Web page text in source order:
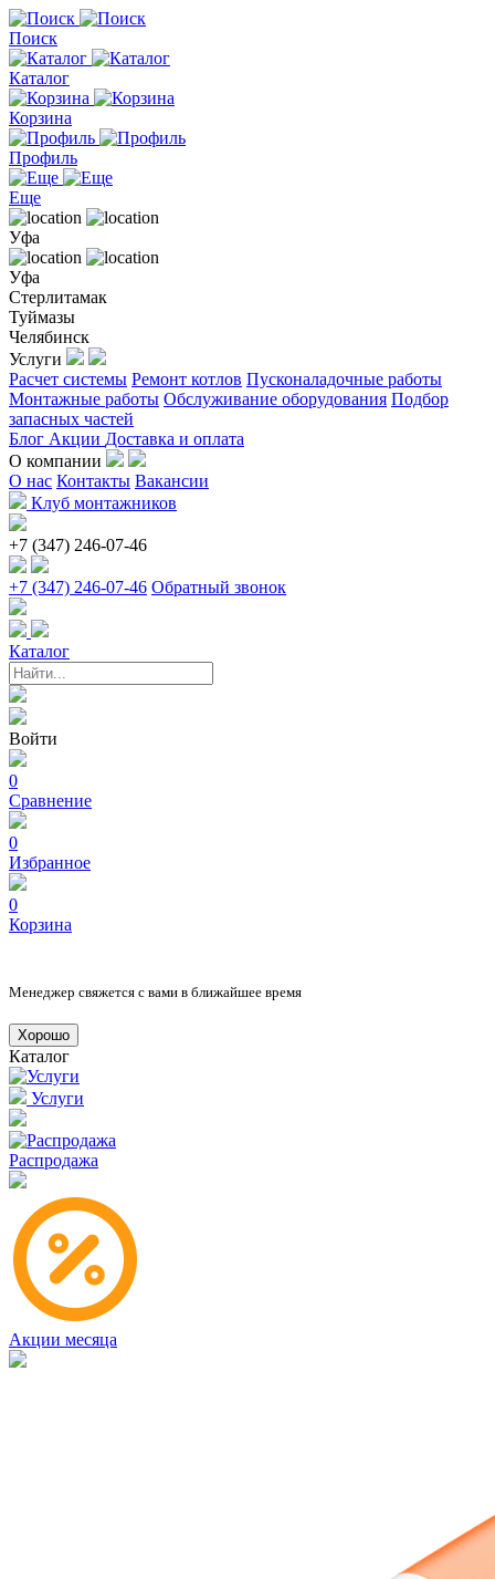
Поиск
Каталог
Корзина
Профиль
Еще
Уфа
Уфа
Стерлитамак
Туймазы
Челябинск
Услуги
Расчет системы Ремонт котлов Пусконаладочные работы
Монтажные работы Обслуживание оборудования Подбор
запасных частей
Блог Акции Доставка и оплата
О компании
О нас Контакты Вакансии
Клуб монтажников
+7 (347) 246-07-46
+7 (347) 246-07-46 Обратный звонок
Каталог
Войти
0
Сравнение
0
Избранное
0
Корзина
Менеджер свяжется с вами в ближайшее время
Хорошо
Каталог
Услуги
Распродажа
Акции месяца